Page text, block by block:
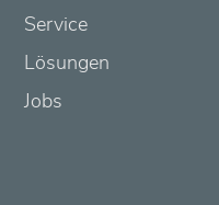
Service
Lösungen
Jobs